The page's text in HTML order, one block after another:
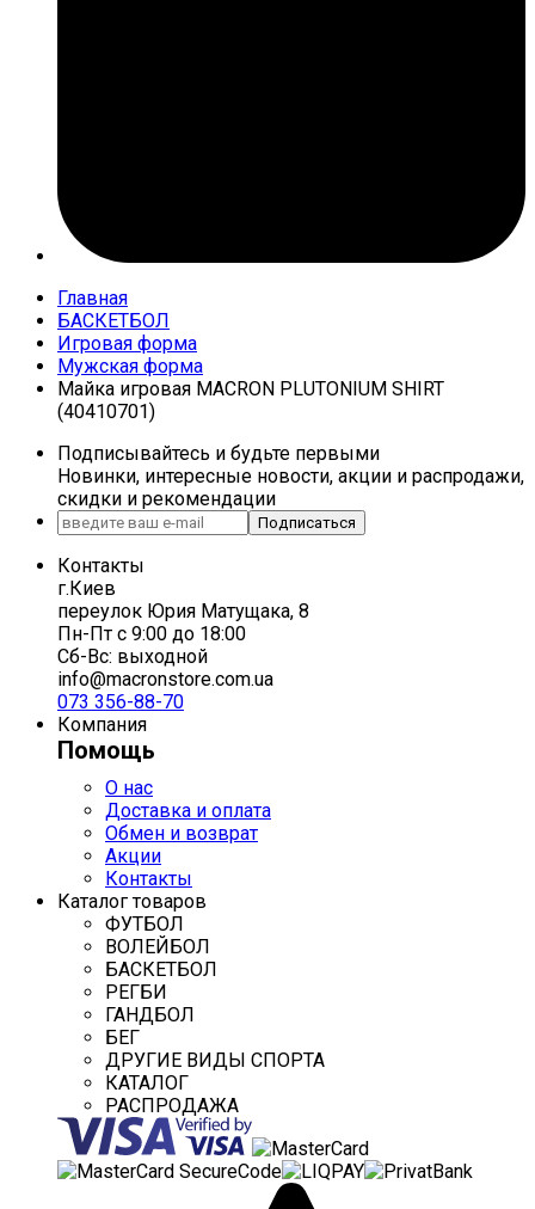
Главная
БАСКЕТБОЛ
Игровая форма
Мужская форма
Майка игровая MACRON PLUTONIUM SHIRT
(40410701)
Подписывайтесь и будьте первыми
Новинки, интересные новости, акции и распродажи,
скидки и рекомендации
Подписаться
Контакты
г.Киев
переулок Юрия Матущака, 8
Пн-Пт с 9:00 до 18:00
Сб-Вс: выходной
info@macronstore.com.ua
073 356-88-70
Компания
Помощь
О нас
Доставка и оплата
Обмен и возврат
Акции
Контакты
Каталог товаров
ФУТБОЛ
ВОЛЕЙБОЛ
БАСКЕТБОЛ
РЕГБИ
ГАНДБОЛ
БЕГ
ДРУГИЕ ВИДЫ СПОРТА
КАТАЛОГ
РАСПРОДАЖА